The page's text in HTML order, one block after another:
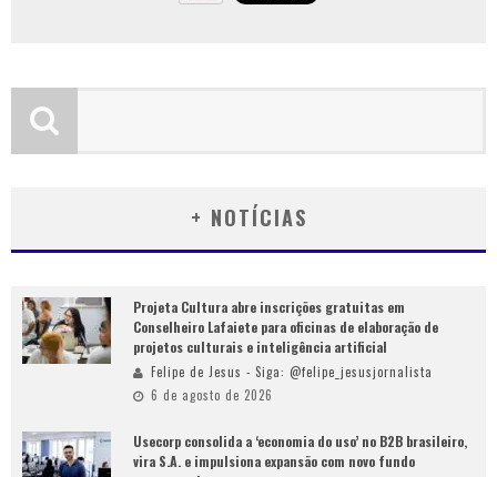
+ NOTÍCIAS
Projeta Cultura abre inscrições gratuitas em
Conselheiro Lafaiete para oficinas de elaboração de
projetos culturais e inteligência artificial
Felipe de Jesus - Siga: @felipe_jesusjornalista
6 de agosto de 2026
Usecorp consolida a ‘economia do uso’ no B2B brasileiro,
vira S.A. e impulsiona expansão com novo fundo